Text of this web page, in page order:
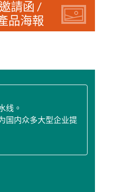
邀請函 /
品海報
线。
国内众多大型企业提